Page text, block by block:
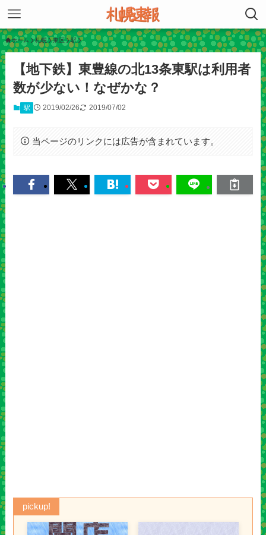
ホーム 札幌 東区 駅
【地下鉄】東豊線の北13条東駅は利用者
数が少ない！なぜかな？
駅 2019/02/26 2019/07/02
当ページのリンクには広告が含まれています。
pickup!